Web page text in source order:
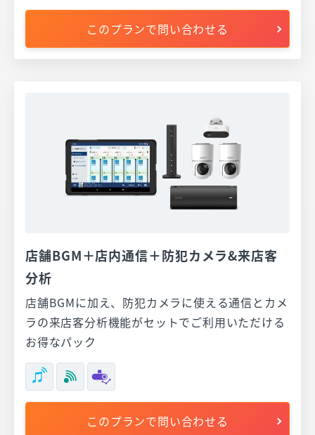
このプランで問い合わせる
店舗BGM＋店内通信＋防犯カメラ&来店客
分析
店舗BGMに加え、防犯カメラに使える通信とカメ
ラの来店客分析機能がセットでご利用いただける
お得なパック
このプランで問い合わせる